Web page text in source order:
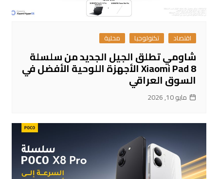
اقتصاد تكنولوجيا محلية
شاومي تطلق الجيل الجديد من سلسلة
Xiaomi Pad 8 الأجهزة اللوحية الأفضل في
السوق العراقي
مايو 10, 2026